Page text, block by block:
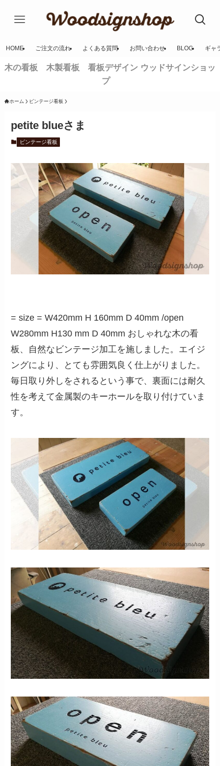
HOME ご注文の流れ よくある質問 お問い合わせ BLOG ギャ
木の看板 木製看板 看板デザイン ウッドサインショッ
プ
ホーム ビンテージ看板
petite blueさま
ビンテージ看板
= size = W420mm H 160mm D 40mm /open
W280mm H130 mm D 40mm おしゃれな木の看
板、自然なビンテージ加工を施しました。エイジ
ングにより、とても雰囲気良く仕上がりました。
毎日取り外しをされるという事で、裏面には耐久
性を考えて金属製のキーホールを取り付けていま
す。